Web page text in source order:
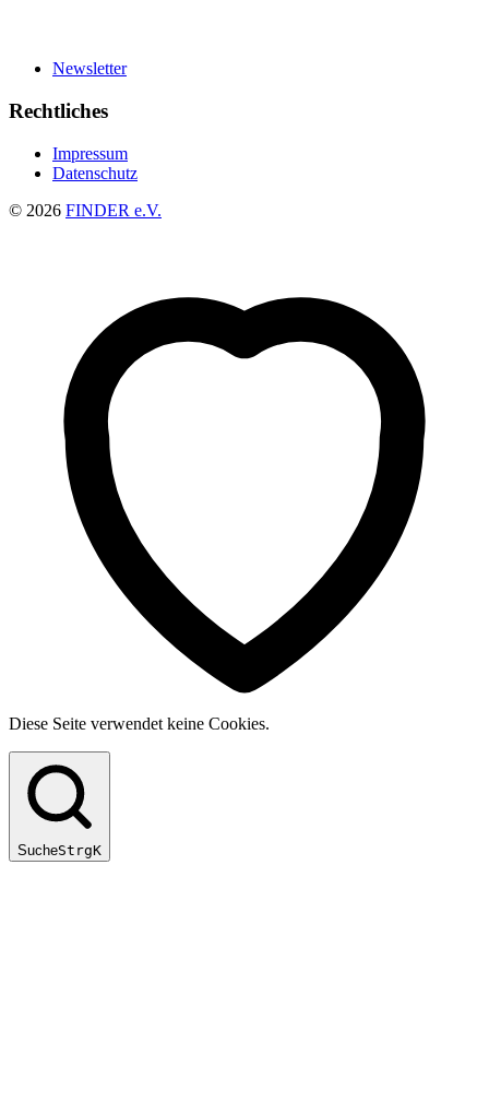
Newsletter
Rechtliches
Impressum
Datenschutz
© 2026 FINDER e.V.
Diese Seite verwendet keine Cookies.
SucheStrgK